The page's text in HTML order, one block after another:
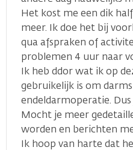
Het kost me een dik
meer. Ik doe het bij
qua afspraken of
problemen 4 uur naar
Ik heb ddor wat ik op
gebruikelijk is om
endeldarmoperatie.
Mocht je meer
worden en berichten
Ik hoop van harte dat